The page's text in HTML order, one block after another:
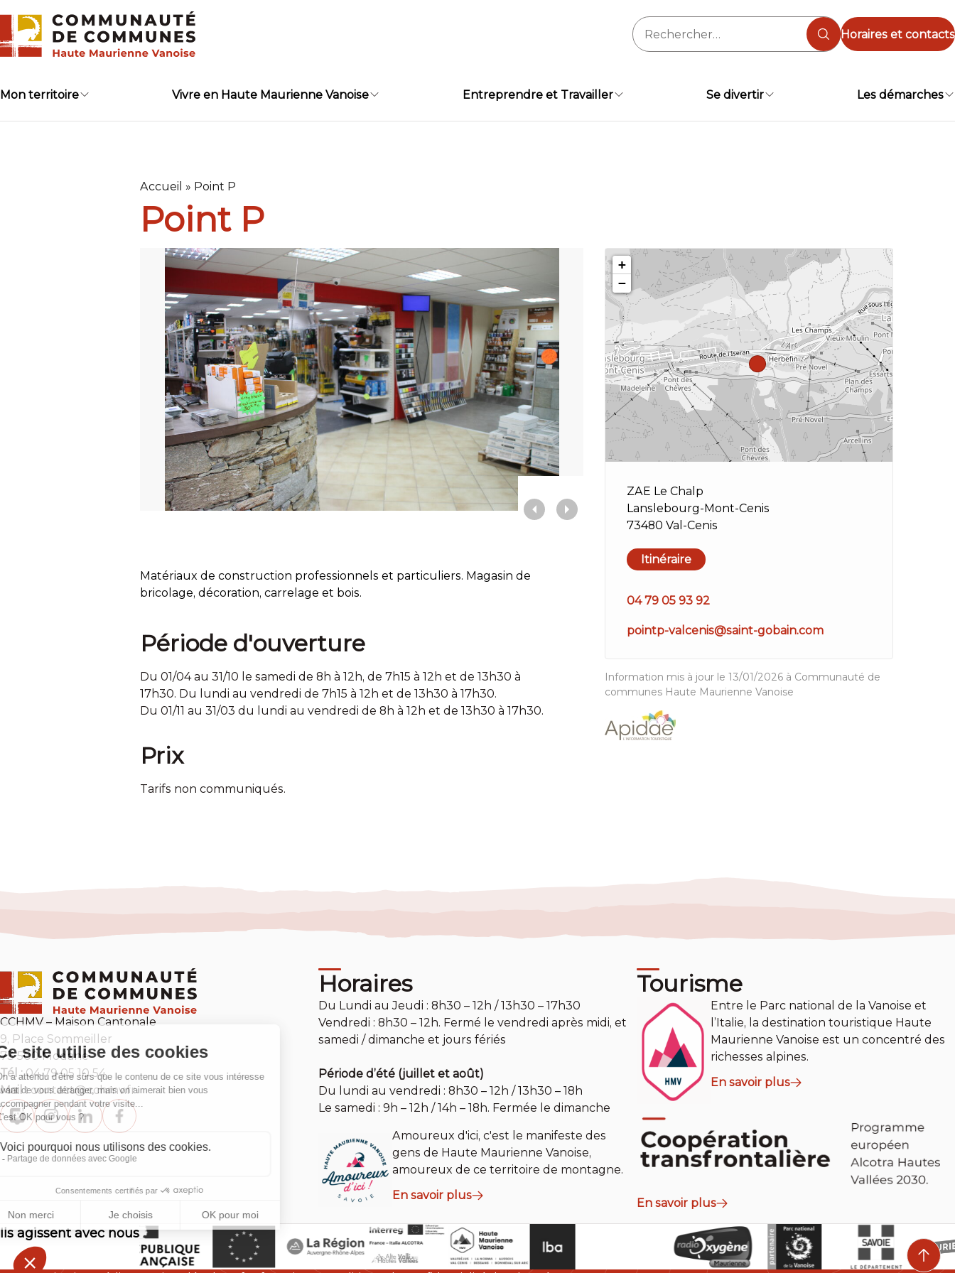
content
Rechercher :
Horaires et contacts
Mon territoire Vivre en Haute Maurienne Vanoise Entreprendre et Travailler Se divertir Les démarches
Accueil » Point P
Point P
Matériaux de construction professionnels et particuliers. Magasin de
bricolage, décoration, carrelage et bois.
Période d'ouverture
Du 01/04 au 31/10 le samedi de 8h à 12h, de 7h15 à 12h et de 13h30 à
17h30. Du lundi au vendredi de 7h15 à 12h et de 13h30 à 17h30.
Du 01/11 au 31/03 du lundi au vendredi de 8h à 12h et de 13h30 à 17h30.
Prix
Tarifs non communiqués.
+
−
ZAE Le Chalp
Lanslebourg-Mont-Cenis
73480 Val-Cenis
Itinéraire
04 79 05 93 92
pointp-valcenis@saint-gobain.com
Information mis à jour le 13/01/2026 à Communauté de
communes Haute Maurienne Vanoise
CCHMV – Maison Cantonale
9, Place Sommeiller
73 500 Modane
Tél :04 79 05 10 54
Mail :contact@cchmv.fr
Horaires
Du Lundi au Jeudi : 8h30 – 12h / 13h30 – 17h30
Vendredi : 8h30 – 12h. Fermé le vendredi après midi, et
samedi / dimanche et jours fériés
Période d’été (juillet et août)
Du lundi au vendredi : 8h30 – 12h / 13h30 – 18h
Le samedi : 9h – 12h / 14h – 18h. Fermée le dimanche
Amoureux d'ici, c'est le manifeste des
gens de Haute Maurienne Vanoise,
amoureux de ce territoire de montagne.
En savoir plus
Tourisme
Entre le Parc national de la Vanoise et
l’Italie, la destination touristique Haute
Maurienne Vanoise est un concentré des
richesses alpines.
En savoir plus
En savoir plus
Ils agissent avec nous